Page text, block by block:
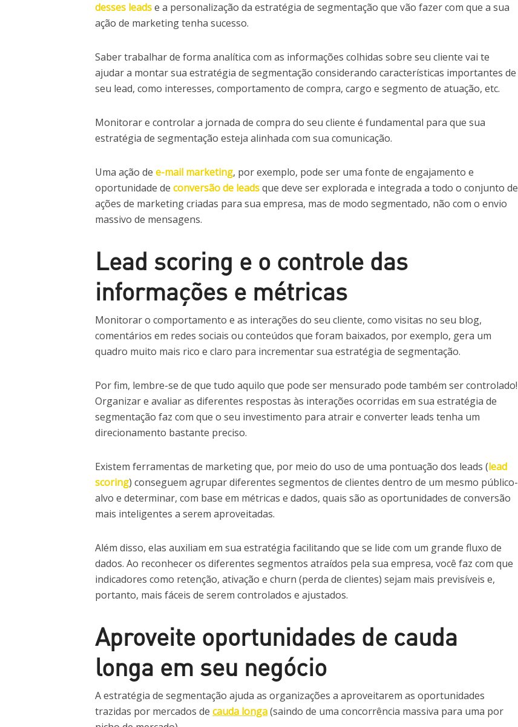
desses leadse a personalização da estratégia de segmentação que vão fazer com que a sua
ação de marketing tenha sucesso.
Saber trabalhar de forma analítica com as informações colhidas sobre seu cliente vai te
ajudar a montar sua estratégia de segmentação considerando características importantes de
seu lead, como interesses, comportamento de compra, cargo e segmento de atuação, etc.
Monitorar e controlar a jornada de compra do seu cliente é fundamental para que sua
estratégia de segmentação esteja alinhada com sua comunicação.
Uma ação de e-mail marketing, por exemplo, pode ser uma fonte de engajamento e
oportunidade de conversão de leadsque deve ser explorada e integrada a todo o conjunto de
ações de marketing criadas para sua empresa, mas de modo segmentado, não com o envio
massivo de mensagens.
Lead scoring e o controle das
informações e métricas
Monitorar o comportamento e as interações do seu cliente, como visitas no seu blog,
comentários em redes sociais ou conteúdos que foram baixados, por exemplo, gera um
quadro muito mais rico e claro para incrementar sua estratégia de segmentação.
Por fim, lembre-se de que tudo aquilo que pode ser mensurado pode também ser controlado!
Organizar e avaliar as diferentes respostas às interações ocorridas em sua estratégia de
segmentação faz com que o seu investimento para atrair e converter leads tenha um
direcionamento bastante preciso.
Existem ferramentas de marketing que, por meio do uso de uma pontuação dos leads (lead
scoring) conseguem agrupar diferentes segmentos de clientes dentro de um mesmo público-
alvo e determinar, com base em métricas e dados, quais são as oportunidades de conversão
mais inteligentes a serem aproveitadas.
Além disso, elas auxiliam em sua estratégia facilitando que se lide com um grande fluxo de
dados. Ao reconhecer os diferentes segmentos atraídos pela sua empresa, você faz com que
indicadores como retenção, ativação e churn (perda de clientes) sejam mais previsíveis e,
portanto, mais fáceis de serem controlados e ajustados.
Aproveite oportunidades de cauda
longa em seu negócio
A estratégia de segmentação ajuda as organizações a aproveitarem as oportunidades
trazidas por mercados de cauda longa(saindo de uma concorrência massiva para uma por